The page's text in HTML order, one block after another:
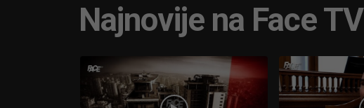
Najnovije na Face TV